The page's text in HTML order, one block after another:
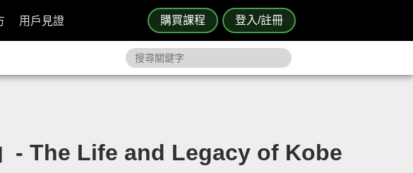
購買課程 登入/註冊
用戶見證
- The Life and Legacy of Kobe